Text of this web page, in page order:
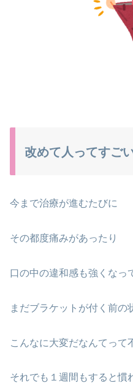
改めて人ってすごい
今まで治療が進むたびに
その都度痛みがあったり
口の中の違和感も強くなっ
まだブラケットが付く前の
こんなに大変だなんてって
それでも１週間もすると慣